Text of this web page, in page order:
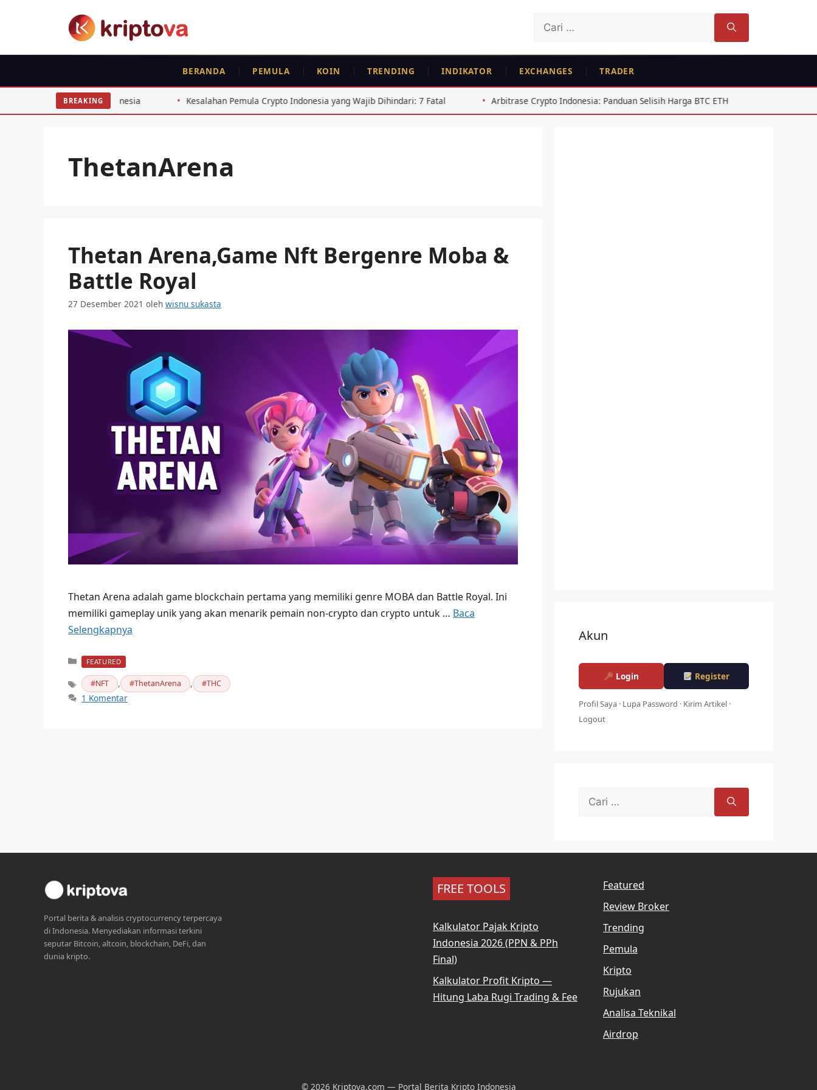
Cari
BERANDA PEMULA KOIN TRENDING INDIKATOR EXCHANGES TRADER
BREAKING
Investor Indonesia Kesalahan Pemula Crypto Indonesia yang Wajib Dihindari: 7 Fatal Arbitrase Crypto Indonesia: Panduan Selisih Harga BTC ETH
ThetanArena
Thetan Arena,Game Nft Bergenre Moba &
Battle Royal
27 Desember 2021 oleh wisnu sukasta
Thetan Arena adalah game blockchain pertama yang memiliki genre MOBA dan Battle Royal. Ini
memiliki gameplay unik yang akan menarik pemain non-crypto dan crypto untuk … Baca
Selengkapnya
Kategori
FEATURED
Tag NFT , ThetanArena , THC
1 Komentar
Akun
Login Register
Profil Saya · Lupa Password · Kirim Artikel ·
Logout
Cari
Portal berita & analisis cryptocurrency terpercaya
di Indonesia. Menyediakan informasi terkini
seputar Bitcoin, altcoin, blockchain, DeFi, dan
dunia kripto.
FREE TOOLS
Kalkulator Pajak Kripto
Indonesia 2026 (PPN & PPh
Final)
Kalkulator Profit Kripto —
Hitung Laba Rugi Trading & Fee
Featured
Review Broker
Trending
Pemula
Kripto
Rujukan
Analisa Teknikal
Airdrop
© 2026 Kriptova.com — Portal Berita Kripto Indonesia